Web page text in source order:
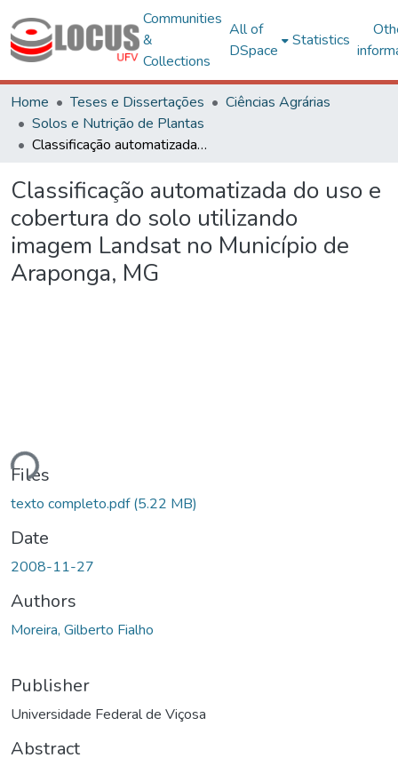
Communities
&
Collections
All of
DSpace
Statistics
Home Teses e Dissertações
Ciências Agrárias
Solos e Nutrição de Plantas
Classificação automatizada do uso e cobertura do solo utilizando imagem Landsat no Município de Araponga, MG
Classificação automatizada do uso e
cobertura do solo utilizando
imagem Landsat no Município de
Araponga, MG
Loading...
Files
texto completo.pdf(5.22 MB)
Date
2008-11-27
Authors
Moreira, Gilberto Fialho
Publisher
Universidade Federal de Viçosa
Abstract